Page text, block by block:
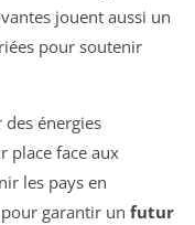
jouent aussi un
pour soutenir
énergies
place face aux
les pays en
garantir un futur